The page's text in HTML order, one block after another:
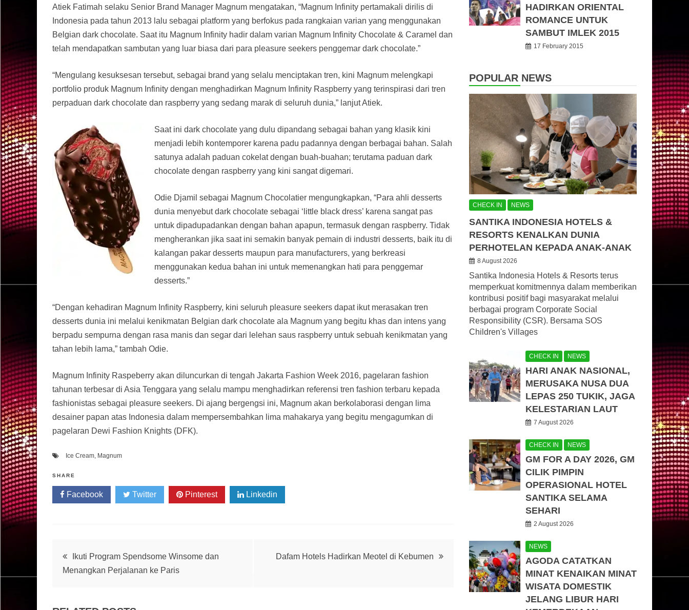
Atiek Fatimah selaku Senior Brand Manager Magnum mengatakan, “Magnum Infinity pertamakali dirilis di
Indonesia pada tahun 2013 lalu sebagai platform yang berfokus pada rangkaian varian yang menggunakan
Belgian dark chocolate. Saat itu Magnum Infinity hadir dalam varian Magnum Infinity Chocolate & Caramel dan
telah mendapatkan sambutan yang luar biasa dari para pleasure seekers penggemar dark chocolate.”
“Mengulang kesuksesan tersebut, sebagai brand yang selalu menciptakan tren, kini Magnum melengkapi
portfolio produk Magnum Infinity dengan menghadirkan Magnum Infinity Raspberry yang terinspirasi dari tren
perpaduan dark chocolate dan raspberry yang sedang marak di seluruh dunia,” lanjut Atiek.
Saat ini dark chocolate yang dulu dipandang sebagai bahan yang klasik kini
menjadi lebih kontemporer karena padu padannya dengan berbagai bahan. Salah
satunya adalah paduan cokelat dengan buah-buahan; terutama paduan dark
chocolate dengan raspberry yang kini sangat digemari.
Odie Djamil sebagai Magnum Chocolatier mengungkapkan, “Para ahli desserts
dunia menyebut dark chocolate sebagai ‘little black dress’ karena sangat pas
untuk dipadupadankan dengan bahan apapun, termasuk dengan raspberry. Tidak
mengherankan jika saat ini semakin banyak pemain di industri desserts, baik itu di
kalangan pakar desserts maupun para manufacturers, yang berkreasi
menggunakan kedua bahan ini untuk memenangkan hati para penggemar
desserts.”
“Dengan kehadiran Magnum Infinity Raspberry, kini seluruh pleasure seekers dapat ikut merasakan tren
desserts dunia ini melalui kenikmatan Belgian dark chocolate ala Magnum yang begitu khas dan intens yang
berpadu sempurna dengan rasa manis dan segar dari lelehan saus raspberry untuk sebuah kenikmatan yang
tahan lebih lama,” tambah Odie.
Magnum Infinity Raspeberry akan diluncurkan di tengah Jakarta Fashion Week 2016, pagelaran fashion
tahunan terbesar di Asia Tenggara yang selalu mampu menghadirkan referensi tren fashion terbaru kepada
fashionistas sebagai pleasure seekers. Di ajang bergengsi ini, Magnum akan berkolaborasi dengan lima
desainer papan atas Indonesia dalam mempersembahkan lima mahakarya yang begitu mengagumkan di
pagelaran Dewi Fashion Knights (DFK).
Ice Cream, Magnum
SHARE
Facebook Twitter Pinterest Linkedin
Post
navigation
Ikuti Program Spendsome Winsome dan
Menangkan Perjalanan ke Paris
Dafam Hotels Hadirkan Meotel di Kebumen
HADIRKAN ORIENTAL
ROMANCE UNTUK
SAMBUT IMLEK 2015
17 February 2015
POPULAR NEWS
CHECK IN NEWS
SANTIKA INDONESIA HOTELS &
RESORTS KENALKAN DUNIA
PERHOTELAN KEPADA ANAK-ANAK
8 August 2026
Santika Indonesia Hotels & Resorts terus
memperkuat komitmennya dalam memberikan
kontribusi positif bagi masyarakat melalui
berbagai program Corporate Social
Responsibility (CSR). Bersama SOS
Children's Villages
CHECK IN NEWS
HARI ANAK NASIONAL,
MERUSAKA NUSA DUA
LEPAS 250 TUKIK, JAGA
KELESTARIAN LAUT
7 August 2026
CHECK IN NEWS
GM FOR A DAY 2026, GM
CILIK PIMPIN
OPERASIONAL HOTEL
SANTIKA SELAMA
SEHARI
2 August 2026
NEWS
AGODA CATATKAN
MINAT KENAIKAN MINAT
WISATA DOMESTIK
JELANG LIBUR HARI